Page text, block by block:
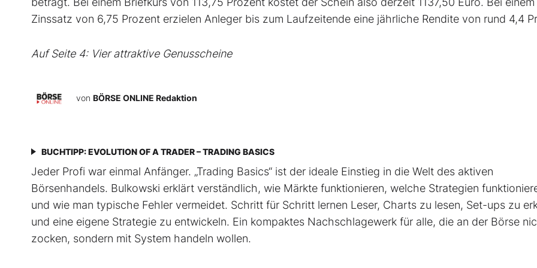
Zinssatz von 6,75 Prozent erzielen Anleger bis zum Laufzeitende eine jährliche Rendite von rund 4,4
Auf Seite 4: Vier attraktive Genusscheine
von BÖRSE ONLINE Redaktion
BUCHTIPP: EVOLUTION OF A TRADER – TRADING BASICS
Jeder Profi war einmal Anfänger. „Trading Basics“ ist der ideale Einstieg in die Welt des aktiven
Börsenhandels. Bulkowski erklärt verständlich, wie Märkte funktionieren, welche Strategien
und wie man typische Fehler vermeidet. Schritt für Schritt lernen Leser, Charts zu lesen, Set-ups zu
und eine eigene Strategie zu entwickeln. Ein kompaktes Nachschlagewerk für alle, die an der Börse
zocken, sondern mit System handeln wollen.